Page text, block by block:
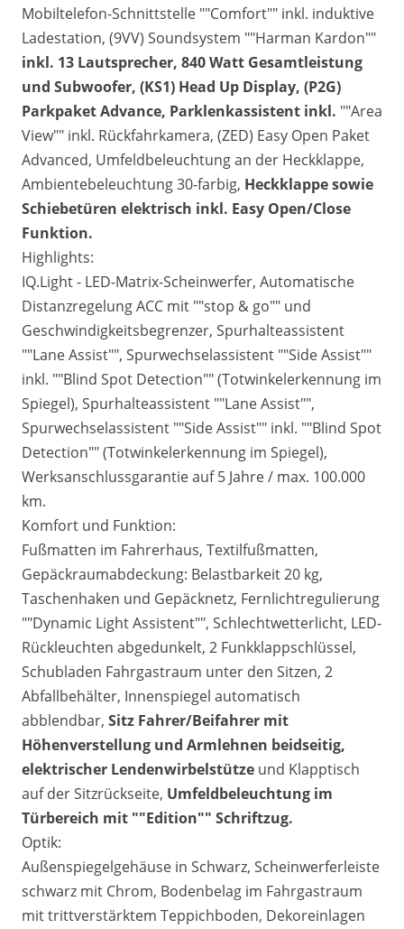
Mobiltelefon-Schnittstelle ""Comfort"" inkl. induktive
Ladestation, (9VV) Soundsystem ""Harman Kardon""
inkl. 13 Lautsprecher, 840 Watt Gesamtleistung
und Subwoofer, (KS1) Head Up Display, (P2G)
Parkpaket Advance, Parklenkassistent inkl. ""Area
View"" inkl. Rückfahrkamera, (ZED) Easy Open Paket
Advanced, Umfeldbeleuchtung an der Heckklappe,
Ambientebeleuchtung 30-farbig, Heckklappe sowie
Schiebetüren elektrisch inkl. Easy Open/Close
Funktion.
Highlights:
IQ.Light - LED-Matrix-Scheinwerfer, Automatische
Distanzregelung ACC mit ""stop & go"" und
Geschwindigkeitsbegrenzer, Spurhalteassistent
""Lane Assist"", Spurwechselassistent ""Side Assist""
inkl. ""Blind Spot Detection"" (Totwinkelerkennung im
Spiegel), Spurhalteassistent ""Lane Assist"",
Spurwechselassistent ""Side Assist"" inkl. ""Blind Spot
Detection"" (Totwinkelerkennung im Spiegel),
Werksanschlussgarantie auf 5 Jahre / max. 100.000
km.
Komfort und Funktion:
Fußmatten im Fahrerhaus, Textilfußmatten,
Gepäckraumabdeckung: Belastbarkeit 20 kg,
Taschenhaken und Gepäcknetz, Fernlichtregulierung
""Dynamic Light Assistent"", Schlechtwetterlicht, LED-
Rückleuchten abgedunkelt, 2 Funkklappschlüssel,
Schubladen Fahrgastraum unter den Sitzen, 2
Abfallbehälter, Innenspiegel automatisch
abblendbar, Sitz Fahrer/Beifahrer mit
Höhenverstellung und Armlehnen beidseitig,
elektrischer Lendenwirbelstütze und Klapptisch
auf der Sitzrückseite, Umfeldbeleuchtung im
Türbereich mit ""Edition"" Schriftzug.
Optik:
Außenspiegelgehäuse in Schwarz, Scheinwerferleiste
schwarz mit Chrom, Bodenbelag im Fahrgastraum
mit trittverstärktem Teppichboden, Dekoreinlagen